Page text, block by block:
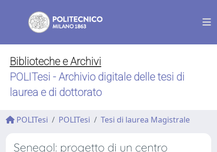
Biblioteche e Archivi
POLITesi - Archivio digitale delle tesi di
laurea e di dottorato
POLITesi POLITesi Tesi di laurea Magistrale
Senegol: progetto di un centro